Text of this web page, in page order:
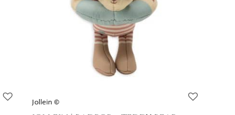
Jollein ©